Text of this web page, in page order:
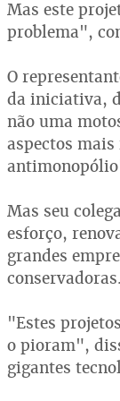
Mas este
problema",
O
da iniciativa,
não uma
aspectos
Mas seu
esforço,
grandes
conservadoras.
"Estes
o pioram",
gigantes